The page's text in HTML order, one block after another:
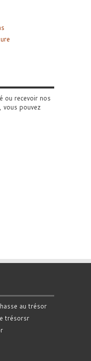
ou recevoir nos
vous pouvez
au trésor
trésorsr